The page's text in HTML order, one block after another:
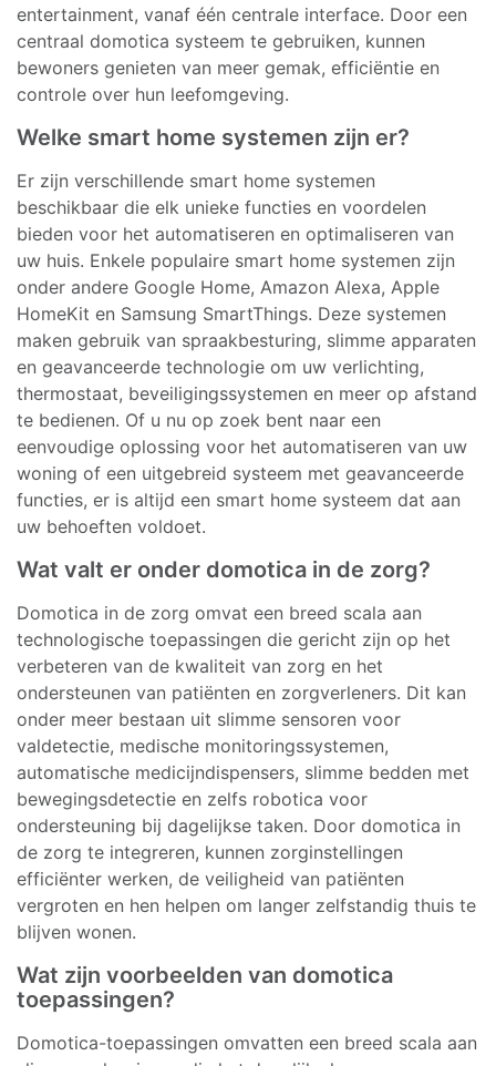
entertainment, vanaf één centrale interface. Door een
centraal domotica systeem te gebruiken, kunnen
bewoners genieten van meer gemak, efficiëntie en
controle over hun leefomgeving.
Welke smart home systemen zijn er?
Er zijn verschillende smart home systemen
beschikbaar die elk unieke functies en voordelen
bieden voor het automatiseren en optimaliseren van
uw huis. Enkele populaire smart home systemen zijn
onder andere Google Home, Amazon Alexa, Apple
HomeKit en Samsung SmartThings. Deze systemen
maken gebruik van spraakbesturing, slimme apparaten
en geavanceerde technologie om uw verlichting,
thermostaat, beveiligingssystemen en meer op afstand
te bedienen. Of u nu op zoek bent naar een
eenvoudige oplossing voor het automatiseren van uw
woning of een uitgebreid systeem met geavanceerde
functies, er is altijd een smart home systeem dat aan
uw behoeften voldoet.
Wat valt er onder domotica in de zorg?
Domotica in de zorg omvat een breed scala aan
technologische toepassingen die gericht zijn op het
verbeteren van de kwaliteit van zorg en het
ondersteunen van patiënten en zorgverleners. Dit kan
onder meer bestaan uit slimme sensoren voor
valdetectie, medische monitoringssystemen,
automatische medicijndispensers, slimme bedden met
bewegingsdetectie en zelfs robotica voor
ondersteuning bij dagelijkse taken. Door domotica in
de zorg te integreren, kunnen zorginstellingen
efficiënter werken, de veiligheid van patiënten
vergroten en hen helpen om langer zelfstandig thuis te
blijven wonen.
Wat zijn voorbeelden van domotica
toepassingen?
Domotica-toepassingen omvatten een breed scala aan